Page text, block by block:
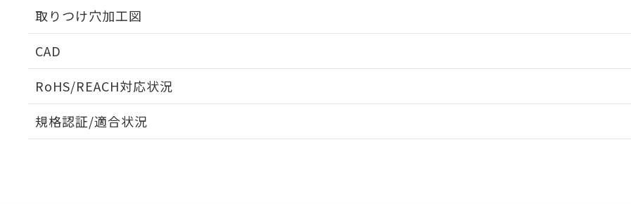
取りつけ穴加工図
CAD
RoHS/REACH対応状況
EU RoHS 注意事項・凡例
規格認証/適合状況